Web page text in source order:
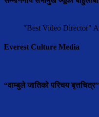
"Best Video Director"
Everest Culture Media
“वाम्बुले जातिको परिचय बृत्तचित्र”